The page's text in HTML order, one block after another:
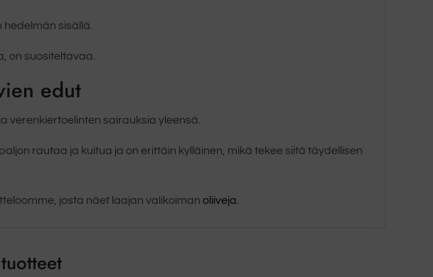
sisällä.
on suositeltavaa.
edut
verenkiertoelinten sairauksia yleensä.
rautaa ja kuitua ja on erittäin kylläinen, mikä tekee siitä täydellisen
josta näet laajan valikoimanoliiveja